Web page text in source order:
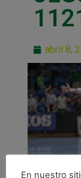
abril 8,
En nuestro